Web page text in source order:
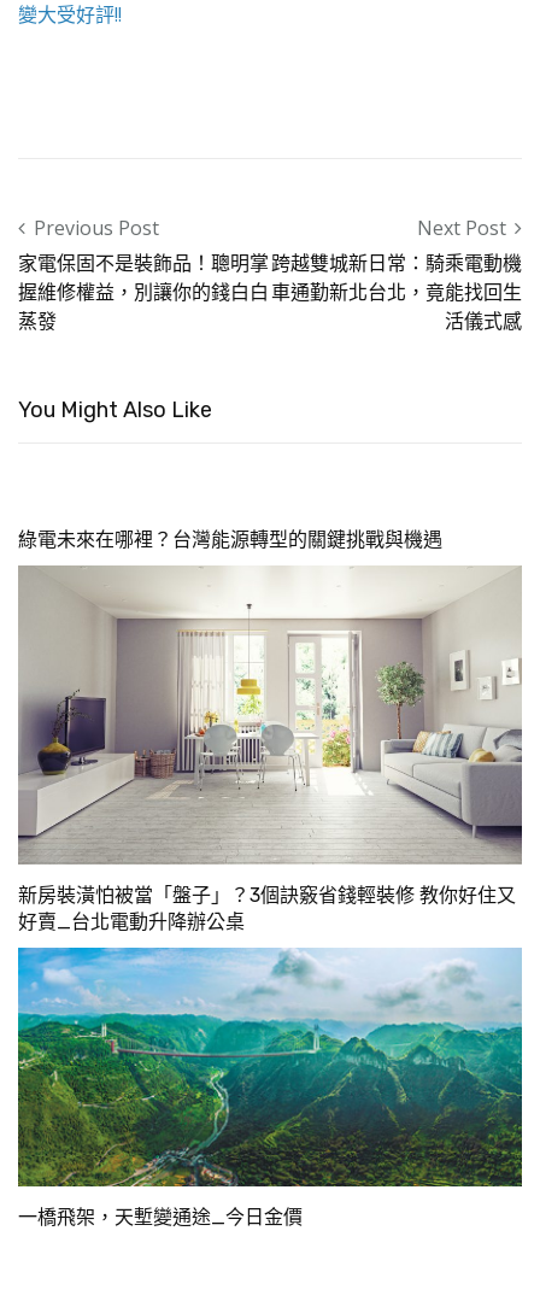
變大受好評!!
Post navigation
Previous Post
家電保固不是裝飾品！聰明掌
握維修權益，別讓你的錢白白
蒸發
Next Post
跨越雙城新日常：騎乘電動機
車通勤新北台北，竟能找回生
活儀式感
You Might Also Like
綠電未來在哪裡？台灣能源轉型的關鍵挑戰與機遇
新房裝潢怕被當「盤子」？3個訣竅省錢輕裝修 教你好住又
好賣_台北電動升降辦公桌
一橋飛架，天塹變通途_今日金價